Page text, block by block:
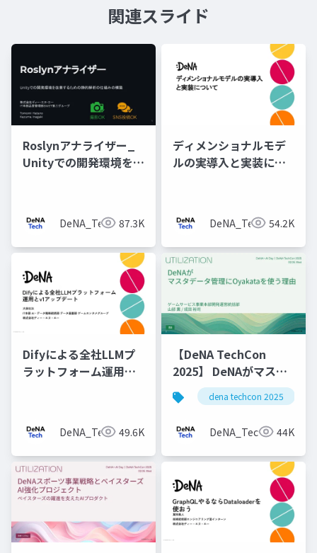
関連スライド
Roslynアナライザー_
Unityでの開発環境を改
DeNA_Tech 87.3K
ディメンショナルモデ
ルの実導入と実装につ
DeNA_Tech 54.2K
Difyによる全社LLMプ
ラットフォーム運用と
DeNA_Tech 49.6K
【DeNA TechCon
2025】 DeNAがマスタ
データ管理にOyakata
を使う理由
dena techcon 2025
DeNA_Tech 44K